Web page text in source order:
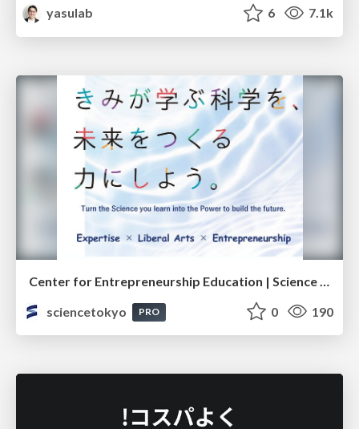
yasulab 6 7.1k
sciencetokyo
PRO 0 190